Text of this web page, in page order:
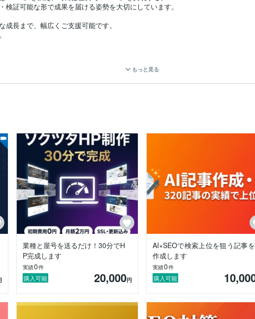
検証可能な形で成果を届ける姿勢を大切にしています。
長まで、幅広くご支援可能です。
でを一気通貫で支援。短期間でブランド価値を高め、成果につながる施策を実行
チャネルプランニング
ス開発を柔軟に対応。UI/UXを重視し、ユーザーに届くプロダクトを提供します。
サイト・ブランドサイト
カスタム機能開発
録・検索・通知・決済機能
アプリケーション
る自動化・効率化を伴走型で支援。導入から定着、拡張まで一貫してサポートし
活用余地の特定
プト設計・フロー構築
ル整備・運用サポート
入・RPA連携・効果測定
知度向上施策
プロジェクト
ムのフルスクラッチ開発
減と効率改善
もっと見る
業種と屋号を送るだけ！30分でH
P完成します
実績0件
購入可能 20,000円
AI×SEOで検索上位を狙う記事を
作成します
実績0件
購入可能